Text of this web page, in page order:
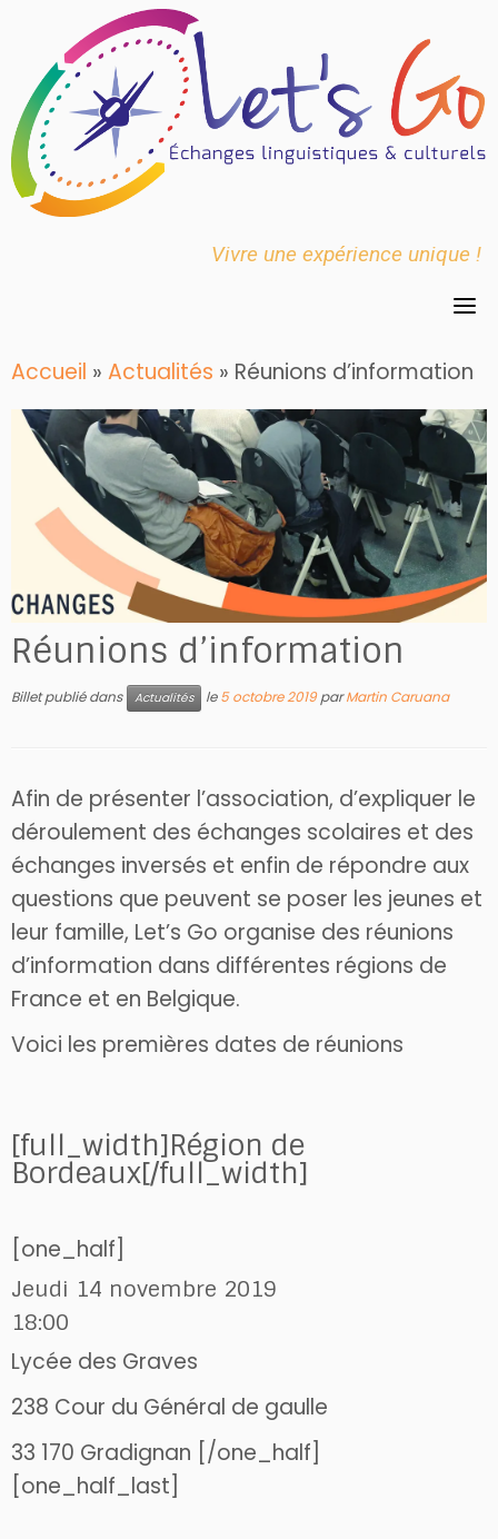
content
Vivre une expérience unique !
Accueil » Actualités » Réunions d’information
Réunions d’information
Billet publié dans Actualités le5 octobre 2019 parMartin Caruana
Afin de présenter l’association, d’expliquer le
déroulement des échanges scolaires et des
échanges inversés et enfin de répondre aux
questions que peuvent se poser les jeunes et
leur famille, Let’s Go organise des réunions
d’information dans différentes régions de
France et en Belgique.
Voici les premières dates de réunions
[full_width]Région de
Bordeaux[/full_width]
[one_half]
Jeudi 14 novembre 2019
18:00
Lycée des Graves
238 Cour du Général de gaulle
33 170 Gradignan [/one_half]
[one_half_last]